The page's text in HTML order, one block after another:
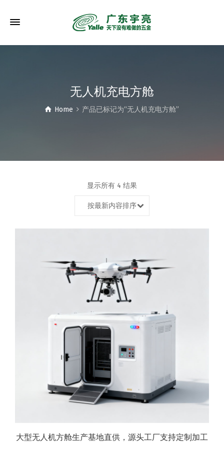
无人机充电方舱
Home 产品已标记为“无人机充电方舱”
显示所有 4 结果
按最新内容排序
大型无人机方舱生产基地直供，源头工厂支持定制加工